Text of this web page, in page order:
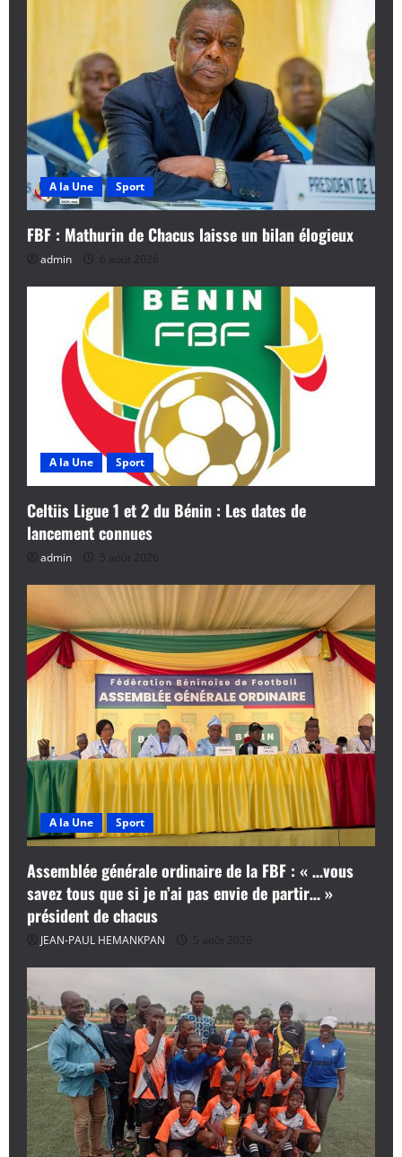
A la Une Sport
FBF : Mathurin de Chacus laisse un bilan élogieux
admin 6 août 2026
A la Une Sport
Celtiis Ligue 1 et 2 du Bénin : Les dates de
lancement connues
admin 5 août 2026
A la Une Sport
Assemblée générale ordinaire de la FBF : « …vous
savez tous que si je n’ai pas envie de partir… »
président de chacus
JEAN-PAUL HEMANKPAN 5 août 2026